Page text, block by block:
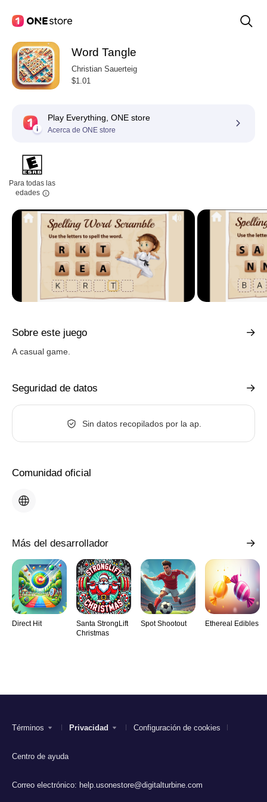
Word Tangle
Christian Sauerteig
$1.01
Play Everything, ONE store
Acerca de ONE store
Para todas las
edades
Sobre este juego
A casual game.
Seguridad de datos
Sin datos recopilados por la ap.
Comunidad oficial
Más del desarrollador
Direct Hit
Santa StrongLift
Christmas
Spot Shootout Ethereal Edibles
Términos Privacidad Configuración de cookies
Centro de ayuda
Correo electrónico: help.usonestore@digitalturbine.com